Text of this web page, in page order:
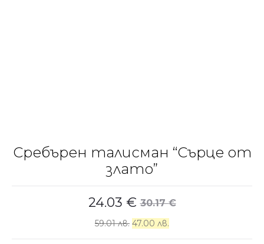
Сребърен талисман “Сърце от
злато”
30.17€
24.03 €
59.01 лв. 47.00 лв.